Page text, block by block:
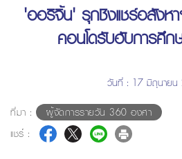
'ออริจิ้น' รุกชิงแชร์อสัง
คอนโดรับฮับการศึก
วันที่ : 17 มิถุนายน
ที่มา :
ผู้จัดการรายวัน 360 องศา
แชร์ :